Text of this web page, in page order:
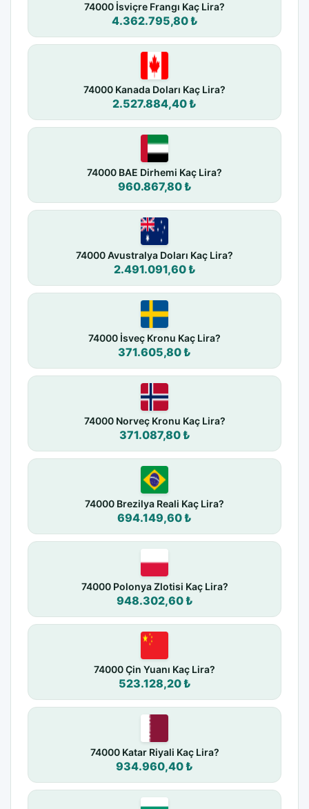
74000 İsviçre Frangı Kaç Lira?
4.362.795,80 ₺
74000 Kanada Doları Kaç Lira?
2.527.884,40 ₺
74000 BAE Dirhemi Kaç Lira?
960.867,80 ₺
74000 Avustralya Doları Kaç Lira?
2.491.091,60 ₺
74000 İsveç Kronu Kaç Lira?
371.605,80 ₺
74000 Norveç Kronu Kaç Lira?
371.087,80 ₺
74000 Brezilya Reali Kaç Lira?
694.149,60 ₺
74000 Polonya Zlotisi Kaç Lira?
948.302,60 ₺
74000 Çin Yuanı Kaç Lira?
523.128,20 ₺
74000 Katar Riyali Kaç Lira?
934.960,40 ₺